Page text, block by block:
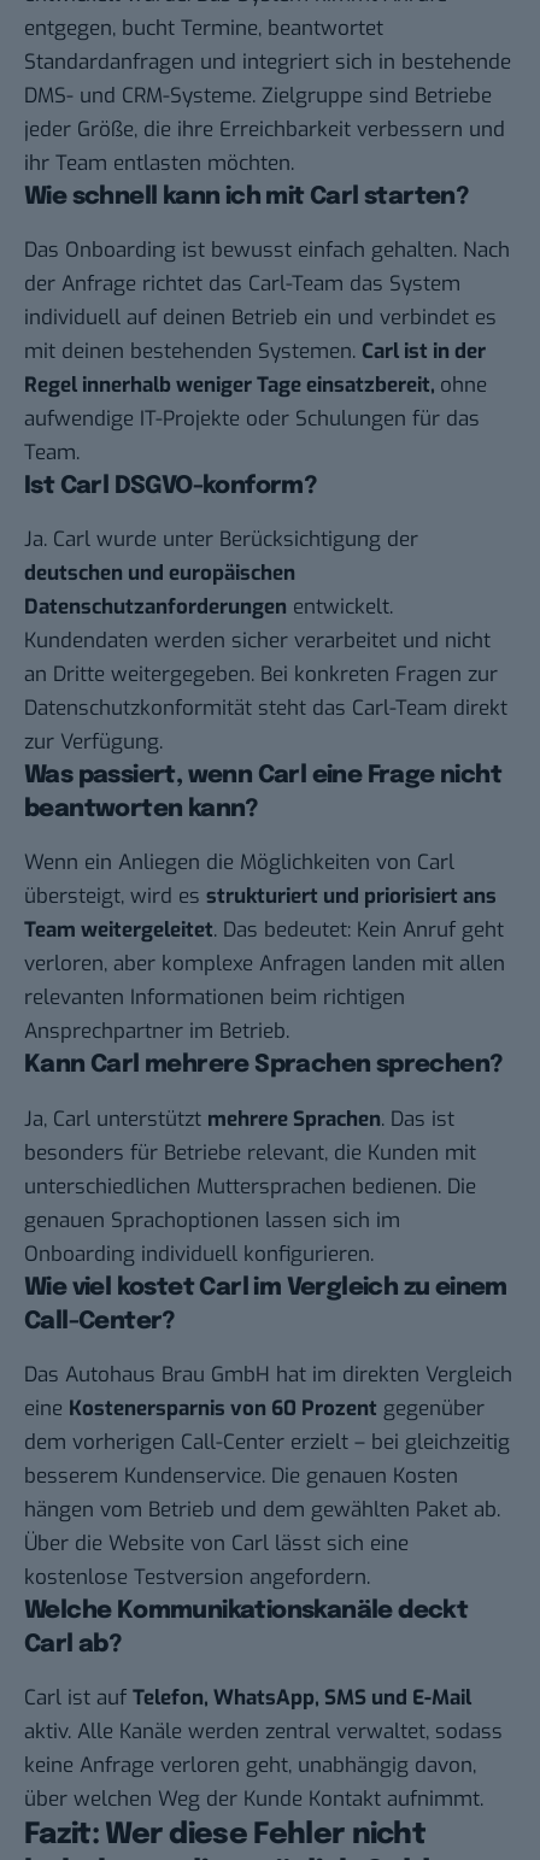
entgegen, bucht Termine, beantwortet
Standardanfragen und integriert sich in bestehende
DMS- und CRM-Systeme. Zielgruppe sind Betriebe
jeder Größe, die ihre Erreichbarkeit verbessern und
ihr Team entlasten möchten.
Wie schnell kann ich mit Carl starten?
Das Onboarding ist bewusst einfach gehalten. Nach
der Anfrage richtet das Carl-Team das System
individuell auf deinen Betrieb ein und verbindet es
mit deinen bestehenden Systemen. Carl ist in der
Regel innerhalb weniger Tage einsatzbereit, ohne
aufwendige IT-Projekte oder Schulungen für das
Team.
Ist Carl DSGVO-konform?
Ja. Carl wurde unter Berücksichtigung der
deutschen und europäischen
Datenschutzanforderungen entwickelt.
Kundendaten werden sicher verarbeitet und nicht
an Dritte weitergegeben. Bei konkreten Fragen zur
Datenschutzkonformität steht das Carl-Team direkt
zur Verfügung.
Was passiert, wenn Carl eine Frage nicht
beantworten kann?
Wenn ein Anliegen die Möglichkeiten von Carl
übersteigt, wird es strukturiert und priorisiert ans
Team weitergeleitet. Das bedeutet: Kein Anruf geht
verloren, aber komplexe Anfragen landen mit allen
relevanten Informationen beim richtigen
Ansprechpartner im Betrieb.
Kann Carl mehrere Sprachen sprechen?
Ja, Carl unterstützt mehrere Sprachen. Das ist
besonders für Betriebe relevant, die Kunden mit
unterschiedlichen Muttersprachen bedienen. Die
genauen Sprachoptionen lassen sich im
Onboarding individuell konfigurieren.
Wie viel kostet Carl im Vergleich zu einem
Call-Center?
Das Autohaus Brau GmbH hat im direkten Vergleich
eine Kostenersparnis von 60 Prozent gegenüber
dem vorherigen Call-Center erzielt – bei gleichzeitig
besserem Kundenservice. Die genauen Kosten
hängen vom Betrieb und dem gewählten Paket ab.
Über die Website von Carl lässt sich eine
kostenlose Testversion angefordern.
Welche Kommunikationskanäle deckt
Carl ab?
Carl ist auf Telefon, WhatsApp, SMS und E-Mail
aktiv. Alle Kanäle werden zentral verwaltet, sodass
keine Anfrage verloren geht, unabhängig davon,
über welchen Weg der Kunde Kontakt aufnimmt.
Fazit: Wer diese Fehler nicht